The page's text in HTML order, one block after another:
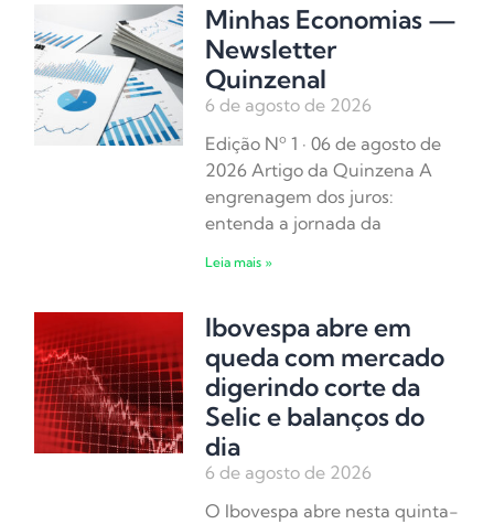
Minhas Economias —
Newsletter
Quinzenal
6 de agosto de 2026
Edição Nº 1 · 06 de agosto de
2026 Artigo da Quinzena A
engrenagem dos juros:
entenda a jornada da
Leia mais »
Ibovespa abre em
queda com mercado
digerindo corte da
Selic e balanços do
dia
6 de agosto de 2026
O Ibovespa abre nesta quinta-